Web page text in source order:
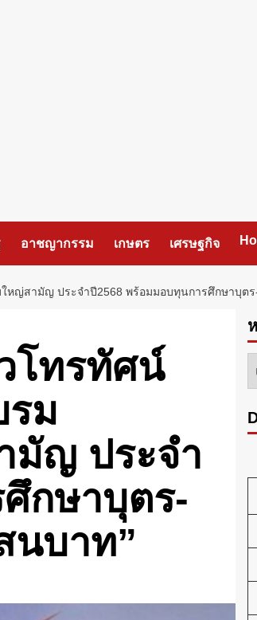
อาชญากรรม เกษตร เศรษฐกิจ
ญ่สามัญ ประจำปี2568 พร้อมมอบทุนการศึกษาบุตร
โทรทัศน์
รม
มัญ ประจำ
กษาบุตร-
นบาท”